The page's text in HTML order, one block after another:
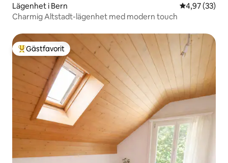
Lägenhet i Bern 4,97 av 5 i
4,97 (33)
Charmig Altstadt-lägenhet med modern touch
Populär gästfavorit
Gästfavorit